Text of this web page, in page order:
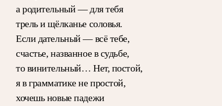
а родительный — для тебя
трель и щёлканье соловья.
Если дательный — всё тебе,
счастье, названное в судьбе,
то винительный… Нет, постой,
я в грамматике не простой,
хочешь новые падежи